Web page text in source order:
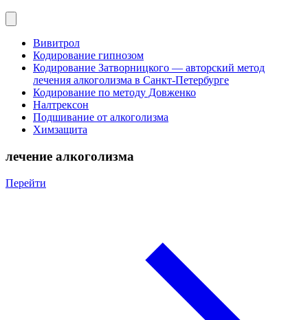
Вивитрол
Кодирование гипнозом
Кодирование Затворницкого — авторский метод
лечения алкоголизма в Санкт‑Петербурге
Кодирование по методу Довженко
Налтрексон
Подшивание от алкоголизма
Химзащита
лечение алкоголизма
Перейти